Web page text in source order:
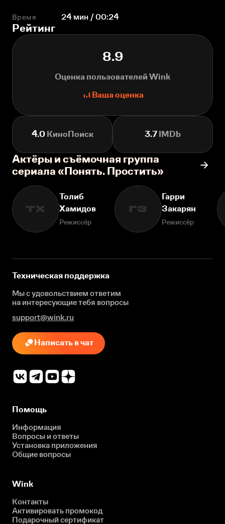
Время 24 мин / 00:24
Рейтинг
8.9
Оценка пользователей Wink
Ваша оценка
4.0КиноПоиск 3.7 IMDb
Актёры и съёмочная группа
сериала «Понять. Простить»
ТХ
Толиб
Хамидов
Режиссёр
ГЗ
Гарри
Закарян
Режиссёр
Техническая поддержка
Мы с удовольствием ответим
на интересующиетебя вопросы
support@wink.ru
Написать в чат
Помощь
Информация
Вопросы и ответы
Установка приложения
Общие вопросы
Wink
Контакты
Активировать промокод
Подарочный сертификат